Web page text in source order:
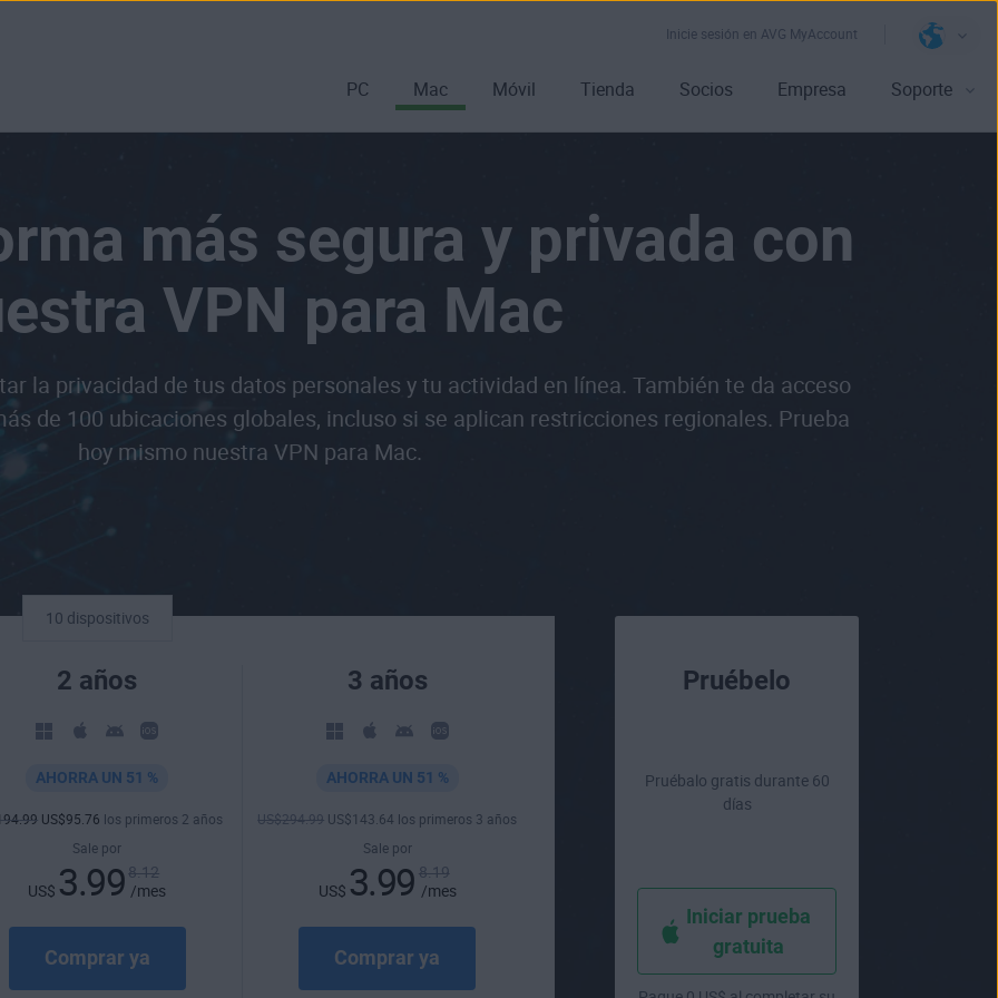
Inicie sesión en AVG MyAccount
PC Mac Móvil Tienda Socios Empresa Soporte
más segura y privada con
VPN para Mac
la privacidad de tus datos personales y tu actividad en línea. También te da acceso
de 100 ubicaciones globales, incluso si se aplican restricciones regionales. Prueba
hoy mismo nuestra VPN para Mac.
10 dispositivos
2 años
AHORRA UN 51 %
.99 US$95 .76 los primeros 2 años
Sale por
US$ 3.99 8.12
/mes
Comprar ya
3 años
AHORRA UN 51 %
US$294.99 US$143 .64 los primeros 3 años
Sale por
US$ 3.99 8.19
/mes
Comprar ya
Pruébelo
Pruébalo gratis durante 60
días
Iniciar prueba
gratuita